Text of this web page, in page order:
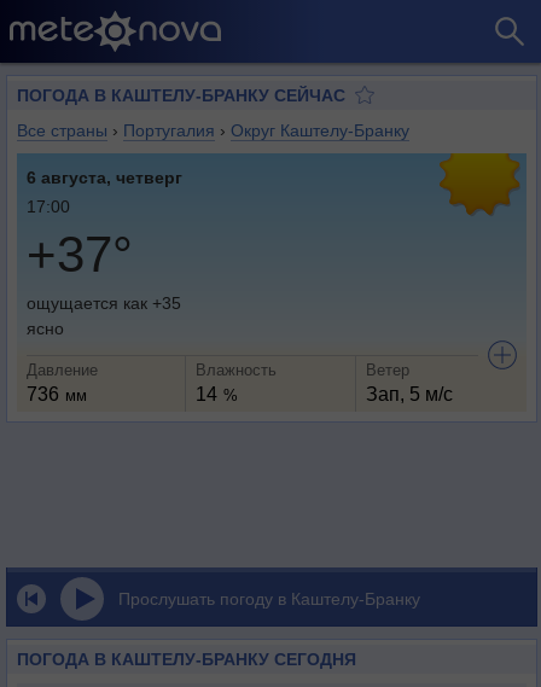
ПОГОДА В КАШТЕЛУ-БРАНКУ СЕЙЧАС
Все страны › Португалия › Округ Каштелу-Бранку
6 августа, четверг
17:00
+37°
ощущается как +35
ясно
Давление
736 мм
Влажность
14 %
Ветер
Зап, 5 м/с
Прослушать погоду в Каштелу-Бранку
ПОГОДА В КАШТЕЛУ-БРАНКУ СЕГОДНЯ